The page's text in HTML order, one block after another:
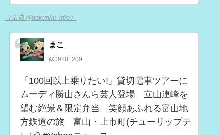
（出典 @hokuriku_info）
まこ
@09201209
「100回以上乗りたい!」貸切電車ツアーに
ムーディ勝山さんら芸人登場 立山連峰を
望む絶景＆限定弁当 笑顔あふれる富山地
方鉄道の旅 富山・上市町(チューリップテ